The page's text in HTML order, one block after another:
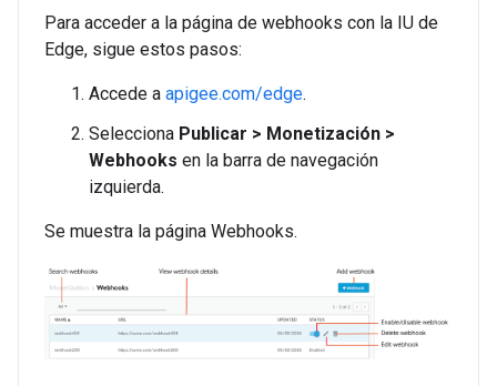
Para acceder a la página de webhooks con la IU de
Edge, sigue estos pasos:
Accede a apigee.com/edge.
Selecciona Publicar > Monetización >
Webhooks en la barra de navegación
izquierda.
Se muestra la página Webhooks.